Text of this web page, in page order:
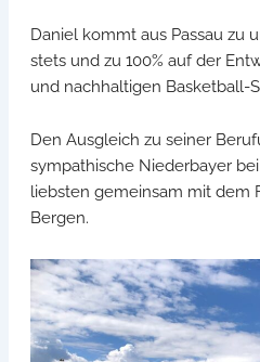
Daniel kommt aus Passau zu
stets und zu 100% auf der
und nachhaltigen Basketball-
Den Ausgleich zu seiner
sympathische Niederbayer
liebsten gemeinsam mit dem
Bergen.